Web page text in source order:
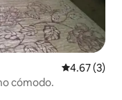
Calificación
4.67 (3)
cómodo.